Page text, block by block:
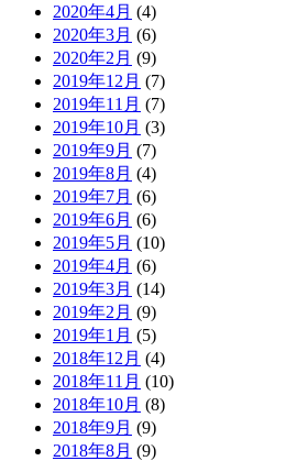
2020年4月 (4)
2020年3月 (6)
2020年2月 (9)
2019年12月 (7)
2019年11月 (7)
2019年10月 (3)
2019年9月 (7)
2019年8月 (4)
2019年7月 (6)
2019年6月 (6)
2019年5月 (10)
2019年4月 (6)
2019年3月 (14)
2019年2月 (9)
2019年1月 (5)
2018年12月 (4)
2018年11月 (10)
2018年10月 (8)
2018年9月 (9)
2018年8月 (9)